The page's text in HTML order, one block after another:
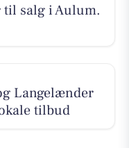
til salg i Aulum.
Langelænder
tilbud